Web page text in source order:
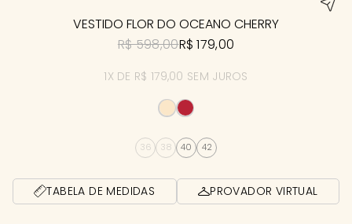
VESTIDO FLOR DO OCEANO CHERRY
R$ 598,00R$ 179,00
1X DE R$ 179,00 SEM JUROS
36 38 40 42
TABELA DE MEDIDAS PROVADOR VIRTUAL